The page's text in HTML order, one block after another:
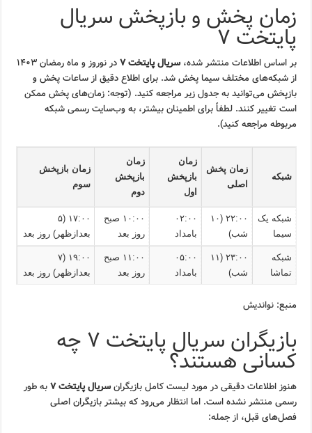
زمان پخش و بازپخش سریال
پایتخت ۷
بر اساس اطلاعات منتشر شده،سریال پایتخت ۷
در نوروز و ماه رمضان ۱۴۰۳
از شبکه‌های مختلف سیما پخش شد. برای اطلاع دقیق از ساعات پخش و
بازپخش می‌توانید به جدول زیر مراجعه کنید. (توجه: زمان‌های پخش ممکن
است تغییر کنند. لطفاً برای اطمینان بیشتر، به وب‌سایت رسمی شبکه
مربوطه مراجعه کنید).
شبکه
زمان پخش
اصلی
زمان
بازپخش
اول
زمان
بازپخش
دوم
زمان بازپخش
سوم
شبکه یک
سیما
۲۲:۰۰ (۱۰
شب)
۰۲:۰۰
بامداد
۱۰:۰۰ صبح
روز بعد
۱۷:۰۰ (۵
بعدازظهر) روز بعد
شبکه
تماشا
۲۳:۰۰ (۱۱
شب)
۰۵:۰۰
بامداد
۱۱:۰۰ صبح
روز بعد
۱۹:۰۰ (۷
بعدازظهر) روز بعد
منبع:نواندیش
بازیگران سریال پایتخت ۷ چه
کسانی هستند؟
هنوز اطلاعات دقیقی در مورد لیست کامل بازیگرانسریال پایتخت ۷ به طور
رسمی منتشر نشده است. اما انتظار می‌رود که بیشتر بازیگران اصلی
فصل‌های قبل، از جمله: